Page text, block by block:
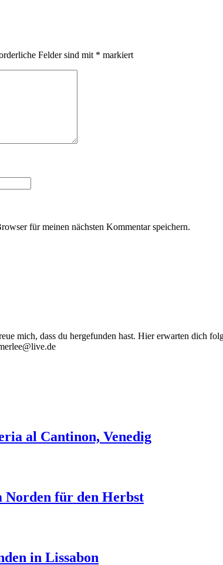
Felder sind mit * markiert
für meinen nächsten Kommentar speichern.
mich, dass du hergefunden hast. Hier erwarten dich
al Cantinon, Venedig
Norden für den Herbst
in Lissabon